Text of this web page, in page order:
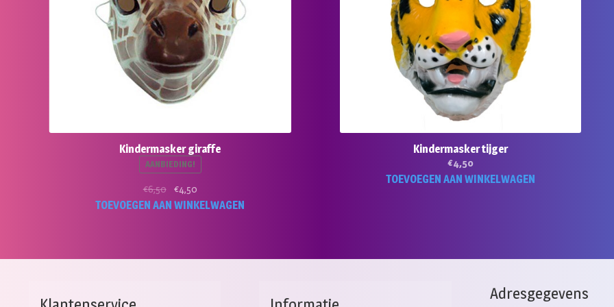
Kindermasker giraffe
AANBIEDING!
€6,50
Oorspronkelijke
prijs
€4,50
prijs
TOEVOEGEN AAN WINKELWAGEN
Kindermasker tijger
€4,50
TOEVOEGEN AAN WINKELWAGEN
Adresgegevens